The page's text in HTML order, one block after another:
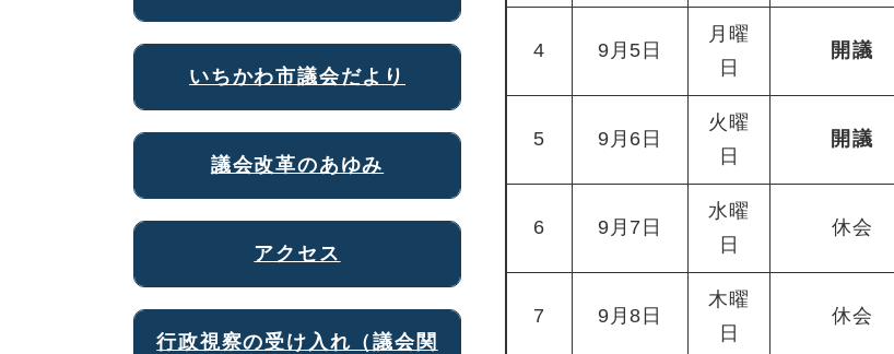
4 9月5日
月曜
日
開議
5 9月6日
火曜
日
開議
6 9月7日
水曜
日
休会
7 9月8日
木曜
日
休会
いちかわ市議会だより
議会改革のあゆみ
アクセス
行政視察の受け入れ（議会関